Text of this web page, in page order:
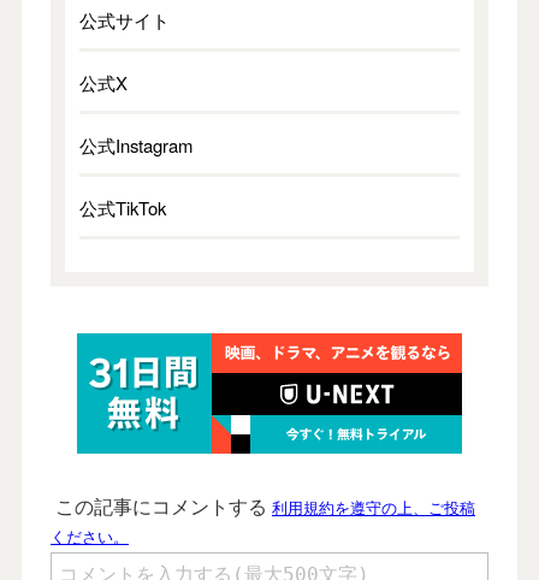
公式サイト
公式X
公式Instagram
公式TikTok